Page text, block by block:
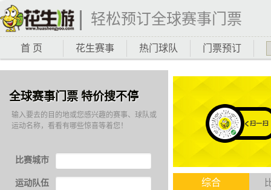
轻松预订全球赛事门票
首 页 花生赛事 热门球队 门票预订
综合
全球赛事门票 特价搜不停
输入要去的目的地或您感兴趣的赛事、球队或
运动名称，看看有哪些惊喜等着您！
比赛城市
运动队伍